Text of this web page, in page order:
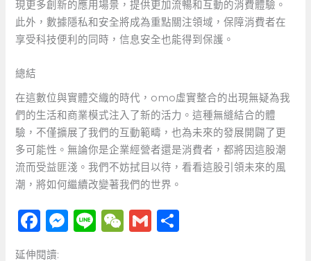
現更多創新的應用場景，提供更加流暢和互動的消費體驗。
此外，數據隱私和安全將成為重點關注領域，保障消費者在
享受科技便利的同時，信息安全也能得到保護。
總結
在這數位與實體交織的時代，omo虛實整合的出現無疑為我
們的生活和商業模式注入了新的活力。這種無縫結合的體
驗，不僅擴展了我們的互動範疇，也為未來的發展開闢了更
多可能性。無論你是企業經營者還是消費者，都將因這股潮
流而受益匪淺。我們不妨拭目以待，看看這股引領未來的風
潮，將如何繼續改變著我們的世界。
F
a
M Li W G
延伸閱讀: